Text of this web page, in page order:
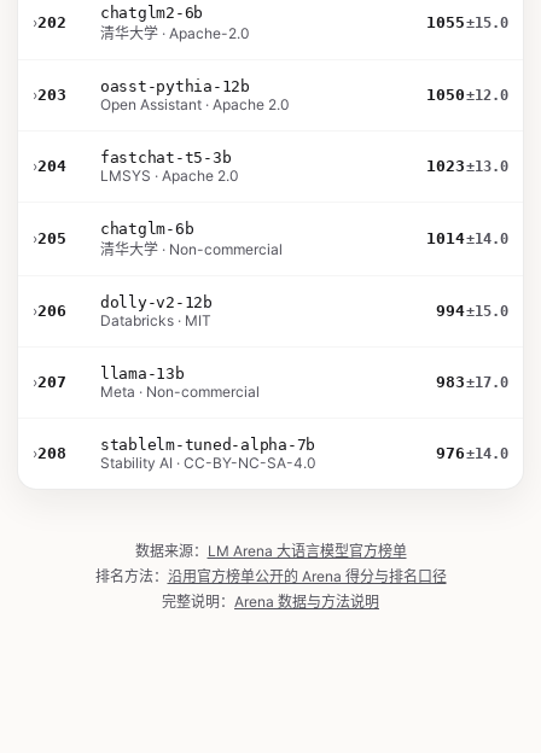
›202
chatglm2-6b
清华大学 · Apache-2.0
1055±15.0
›203
oasst-pythia-12b
Open Assistant · Apache 2.0
1050±12.0
›204
fastchat-t5-3b
LMSYS · Apache 2.0
1023±13.0
›205
chatglm-6b
清华大学 · Non-commercial
1014±14.0
›206
dolly-v2-12b
Databricks · MIT
994±15.0
›207
llama-13b
Meta · Non-commercial
983±17.0
›208
stablelm-tuned-alpha-7b
Stability AI · CC-BY-NC-SA-4.0
976±14.0
数据来源： LM Arena 大语言模型官方榜单
排名方法： 沿用官方榜单公开的 Arena 得分与排名口径
完整说明： Arena 数据与方法说明